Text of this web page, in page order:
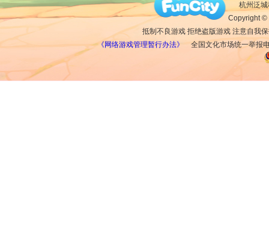
杭州泛
Copyright ©
抵制不良游戏 拒绝盗版游戏 注意自我
《网络游戏管理暂行办法》
全国文化市场统一举报